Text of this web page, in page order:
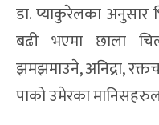
डा. प्याकुरेलका अनुसार
बढी भएमा छाला
झमझमाउने, अनिद्रा,
पाको उमेरका